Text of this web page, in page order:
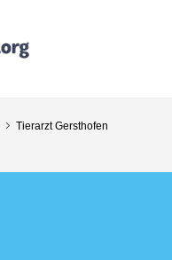
Tierarzt Gersthofen